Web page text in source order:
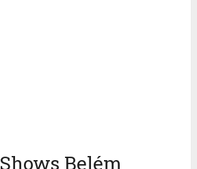
Shows Belém